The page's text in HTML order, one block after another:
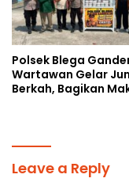
Polsek Blega
Wartawan Gelar
Berkah, Bagikan
Leave a Reply